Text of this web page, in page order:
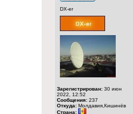
DX-er
Зарегистрирован: 30 июн
2022, 12:52
Сообщения: 237
Откуда: Молдавия,Кишинёв
Страна: